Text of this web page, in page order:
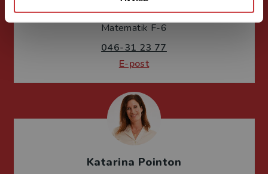
lättläst
Matematik F-6
046-31 23 77
E-post
Katarina Pointon